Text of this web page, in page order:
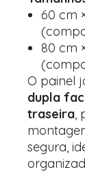
60 cm
80 cm
O painel
dupla
traseira,
segura,